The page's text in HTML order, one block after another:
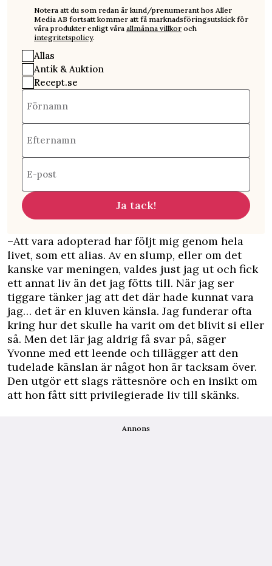
Notera att du som redan är kund/prenumerant hos Aller
Media AB fortsatt kommer att få marknadsföringsutskick för
våra produkter enligt våra allmänna villkor och
integritetspolicy.
Allas
Antik & Auktion
Recept.se
Förnamn
Efternamn
E-post
Ja tack!
–Att vara adopterad har följt mig genom hela
livet, som ett alias. Av en slump, eller om det
kanske var meningen, valdes just jag ut och fick
ett annat liv än det jag fötts till. När jag ser
tiggare tänker jag att det där hade kunnat vara
jag… det är en kluven känsla. Jag funderar ofta
kring hur det skulle ha varit om det blivit si eller
så. Men det lär jag aldrig få svar på, säger
Yvonne med ett leende och tillägger att den
tudelade känslan är något hon är tacksam över.
Den utgör ett slags rättesnöre och en insikt om
att hon fått sitt privilegierade liv till skänks.
Annons